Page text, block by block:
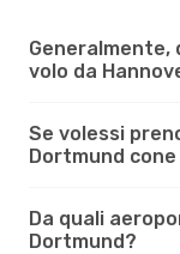
Generalmente,
volo da
Se volessi
Dortmund
Da quali
Dortmund?